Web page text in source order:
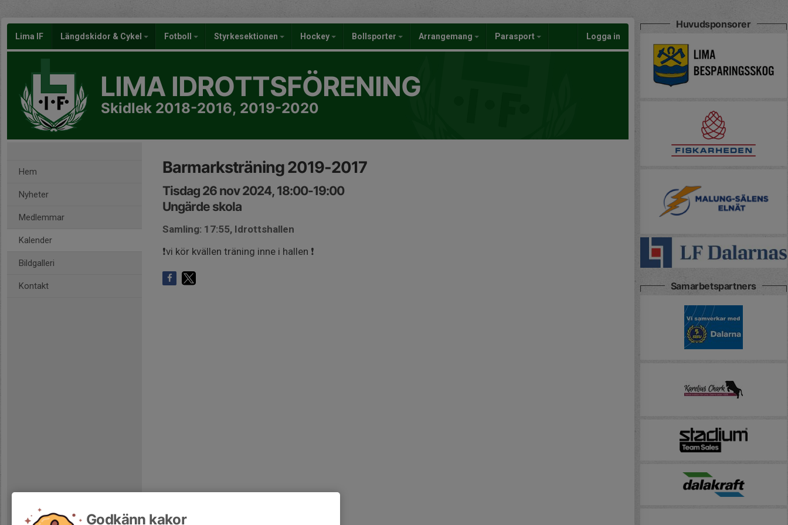
Lima IF Längdskidor & Cykel Fotboll Styrkesektionen Hockey Bollsporter Arrangemang Parasport Logga in
LIMA IDROTTSFÖRENING
Skidlek 2018-2016, 2019-2020
Hem
Nyheter
Medlemmar
Kalender
Bildgalleri
Kontakt
Barmarksträning 2019-2017
Tisdag 26 nov 2024, 18:00-19:00
Ungärde skola
Samling: 17:55, Idrottshallen
❗️vi kör kvällen träning inne i hallen ❗️
Huvudsponsorer
Samarbetspartners
Godkänn kakor